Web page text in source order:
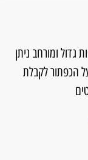
גדול ומורחב ניתן
הכפתור לקבלת